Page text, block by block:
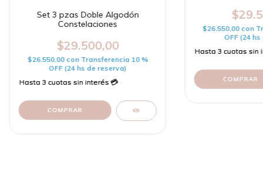
Set 3 pzas Doble Algodón
Constelaciones
$29.500,00
$26.550,00 con Transferencia 10 %
OFF (24 hs de reserva)
$26.550,00 con
OFF (24